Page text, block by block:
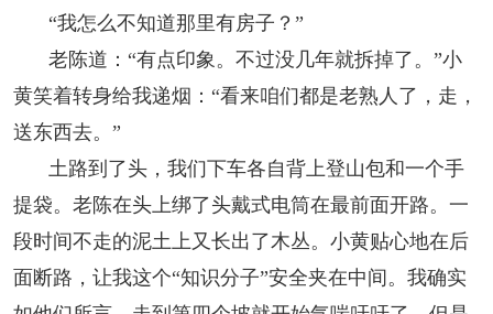
“我怎么不知道那里有房子？”
老陈道：“有点印象。不过没几年就拆掉了。”小
黄笑着转身给我递烟：“看来咱们都是老熟人了，走，
送东西去。”
土路到了头，我们下车各自背上登山包和一个手
提袋。老陈在头上绑了头戴式电筒在最前面开路。一
段时间不走的泥土上又长出了木丛。小黄贴心地在后
面断路，让我这个“知识分子”安全夹在中间。我确实